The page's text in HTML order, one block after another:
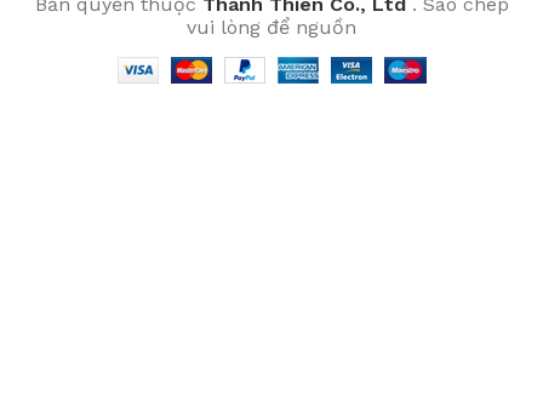
Bản quyền thuộc Thanh Thien Co., Ltd. Sao chép
vui lòng để nguồn